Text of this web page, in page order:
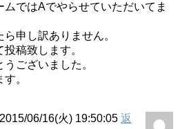
ムではAでやらせていただいてま
申し訳ありません。
稿致します。
ございました。
。
06/16(火) 19:50:05 返